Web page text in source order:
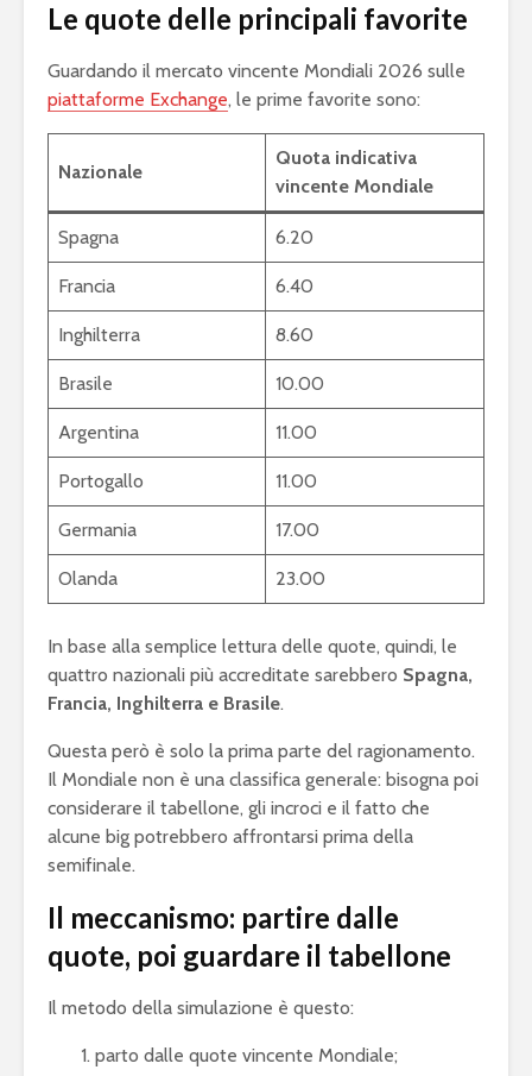
Le quote delle principali favorite
Guardando il mercato vincente Mondiali 2026 sulle
piattaforme Exchange, le prime favorite sono:
Nazionale
Quota indicativa
vincente Mondiale
Spagna 6.20
Francia 6.40
Inghilterra 8.60
Brasile 10.00
Argentina 11.00
Portogallo 11.00
Germania 17.00
Olanda 23.00
In base alla semplice lettura delle quote, quindi, le
quattro nazionali più accreditate sarebbero Spagna,
Francia, Inghilterra e Brasile.
Questa però è solo la prima parte del ragionamento.
Il Mondiale non è una classifica generale: bisogna poi
considerare il tabellone, gli incroci e il fatto che
alcune big potrebbero affrontarsi prima della
semifinale.
Il meccanismo: partire dalle
quote, poi guardare il tabellone
Il metodo della simulazione è questo:
parto dalle quote vincente Mondiale;